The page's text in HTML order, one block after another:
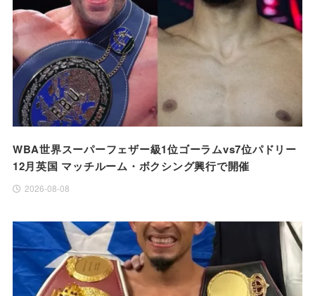
WBA世界スーパーフェザー級1位ゴーラムvs7位パドリー
12月英国 マッチルーム・ボクシング興行で開催
2026-08-08